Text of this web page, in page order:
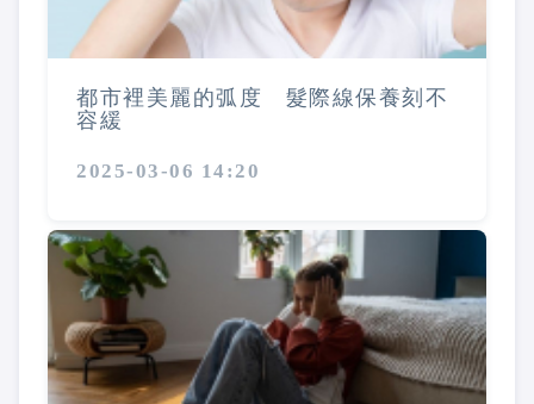
都市裡美麗的弧度 髮際線保養刻不
容緩
2025-03-06 14:20